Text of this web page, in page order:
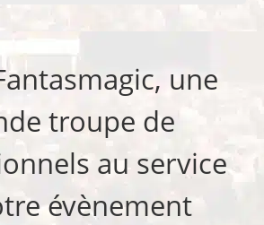
une
troupe de
au service
évènement